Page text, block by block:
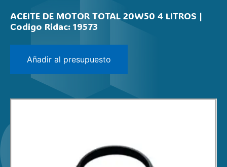
ACEITE DE MOTOR TOTAL 20W50 4 LITROS |
Codigo Ridac: 19573
Añadir al presupuesto